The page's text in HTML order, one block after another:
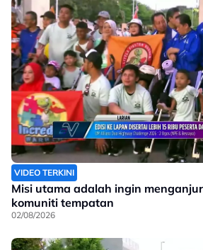
VIDEO TERKINI
Misi utama adalah ingin
komuniti tempatan
02/08/2026